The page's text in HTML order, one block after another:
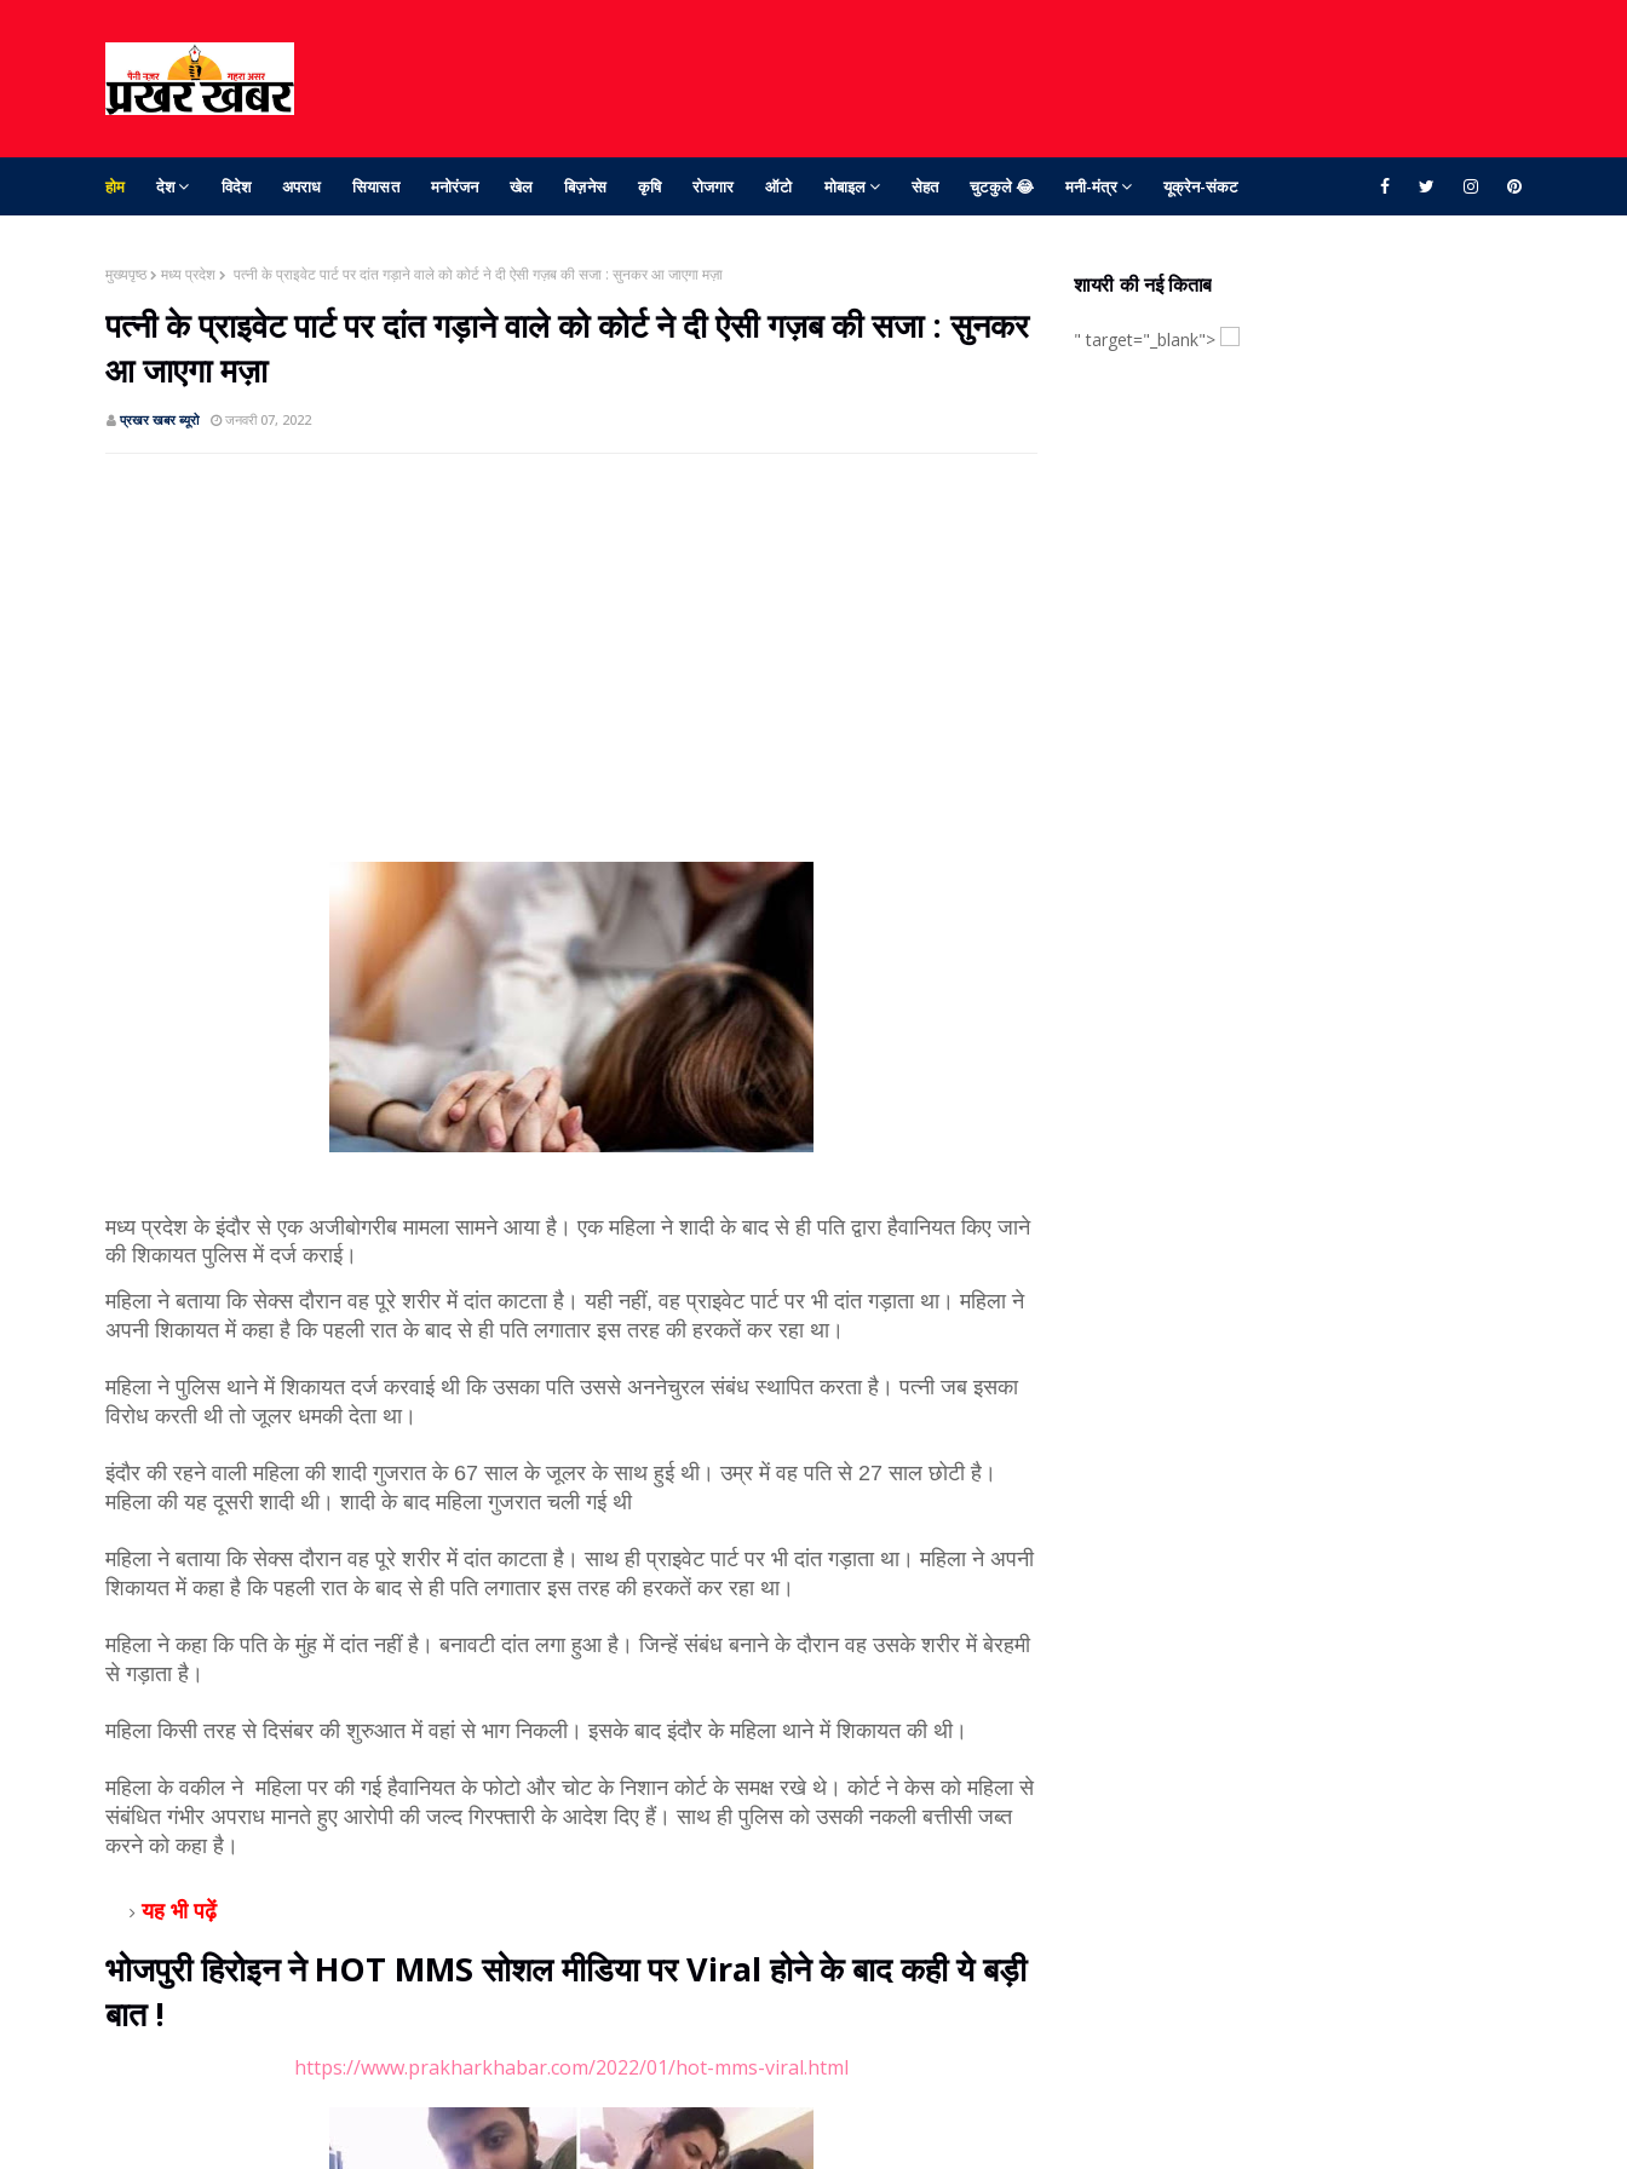
होम देश विदेश अपराध सियासत मनोरंजन खेल बिज़नेस कृषि रोजगार ऑटो मोबाइल सेहत चुटकुले 😂 मनी-मंत्र यूक्रेन-संकट
मुख्यपृष्ठ मध्य प्रदेश पत्नी के प्राइवेट पार्ट पर दांत गड़ाने वाले को कोर्ट ने दी ऐसी गज़ब की सजा : सुनकर आ जाएगा मज़ा
पत्नी के प्राइवेट पार्ट पर दांत गड़ाने वाले को कोर्ट ने दी ऐसी गज़ब की सजा : सुनकर
आ जाएगा मज़ा
प्रखर खबर ब्‍यूरो जनवरी 07, 2022
मध्‍य प्रदेश के इंदौर से एक अजीबोगरीब मामला सामने आया है। एक महिला ने शादी के बाद से ही पति द्वारा हैवानियत किए जाने
की शिकायत पुलिस में दर्ज कराई।
महिला ने बताया कि सेक्स दौरान वह पूरे शरीर में दांत काटता है। यही नहीं, वह प्राइवेट पार्ट पर भी दांत गड़ाता था। महिला ने
अपनी शिकायत में कहा है कि पहली रात के बाद से ही पति लगातार इस तरह की हरकतें कर रहा था।
महिला ने पुलिस थाने में शिकायत दर्ज करवाई थी कि उसका पति उससे अननेचुरल संबंध स्थापित करता है। पत्नी जब इसका
विरोध करती थी तो जूलर धमकी देता था।
इंदौर की रहने वाली महिला की शादी गुजरात के 67 साल के जूलर के साथ हुई थी। उम्र में वह पति से 27 साल छोटी है।
महिला की यह दूसरी शादी थी। शादी के बाद महिला गुजरात चली गई थी
महिला ने बताया कि सेक्स दौरान वह पूरे शरीर में दांत काटता है। साथ ही प्राइवेट पार्ट पर भी दांत गड़ाता था। महिला ने अपनी
शिकायत में कहा है कि पहली रात के बाद से ही पति लगातार इस तरह की हरकतें कर रहा था।
महिला ने कहा कि पति के मुंह में दांत नहीं है। बनावटी दांत लगा हुआ है। जिन्‍हें संबंध बनाने के दौरान वह उसके शरीर में बेरहमी
से गड़ाता है।
महिला किसी तरह से दिसंबर की शुरुआत में वहां से भाग निकली। इसके बाद इंदौर के महिला थाने में शिकायत की थी।
महिला के वकील ने  महिला पर की गई हैवानियत के फोटो और चोट के निशान कोर्ट के समक्ष रखे थे। कोर्ट ने केस को महिला से
संबंधित गंभीर अपराध मानते हुए आरोपी की जल्द गिरफ्तारी के आदेश दिए हैं। साथ ही पुलिस को उसकी नकली बत्तीसी जब्त
करने को कहा है।
यह भी पढ़ें
भोजपुरी हिरोइन ने HOT MMS सोशल मीडिया पर Viral होने के बाद कही ये बड़ी
बात !
https://www.prakharkhabar.com/2022/01/hot-mms-viral.html
शायरी की नई किताब
" target="_blank">